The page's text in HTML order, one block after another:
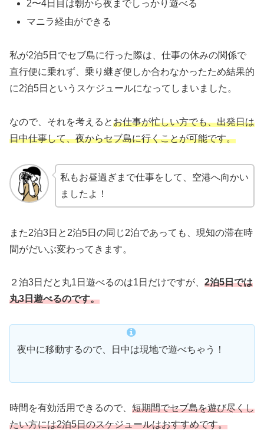
2〜4日目は朝から夜までしっかり遊べる
マニラ経由ができる
私が2泊5日でセブ島に行った際は、仕事の休みの関係で
直行便に乗れず、乗り継ぎ便しか合わなかったため結果的
に2泊5日というスケジュールになってしまいました。
なので、それを考えるとお仕事が忙しい方でも、出発日は
日中仕事して、夜からセブ島に行くことが可能です。
私もお昼過ぎまで仕事をして、空港へ向かい
ましたよ！
また2泊3日と2泊5日の同じ2泊であっても、現知の滞在時
間がだいぶ変わってきます。
２泊3日だと丸1日遊べるのは1日だけですが、 2泊5日では
丸3日遊べるのです。
夜中に移動するので、日中は現地で遊べちゃう！
時間を有効活用できるので、 短期間でセブ島を遊び尽くし
たい方には2泊5日のスケジュールはおすすめです。